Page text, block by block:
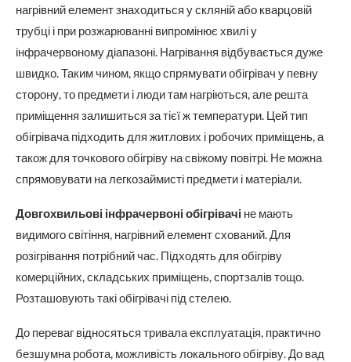
нагрівний елемент знаходиться у скляній або кварцовій
трубці і при розжарюванні випромінює хвилі у
інфрачервоному діапазоні. Нагрівання відбувається дуже
швидко. Таким чином, якщо спрямувати обігрівач у певну
сторону, то предмети і люди там нагріються, але решта
приміщення залишиться за тієї ж температури. Цей тип
обігрівача підходить для житлових і робочих приміщень, а
також для точкового обігріву на свіжому повітрі. Не можна
спрямовувати на легкозаймисті предмети і матеріали.
Довгохвильові інфрачервоні обігрівачі не мають
видимого світіння, нагрівний елемент схований. Для
розігрівання потрібний час. Підходять для обігріву
комерційних, складських приміщень, спортзалів тощо.
Розташовують такі обігрівачі під стелею.
До переваг відносяться тривала експлуатація, практично
безшумна робота, можливість локального обігріву. До вад